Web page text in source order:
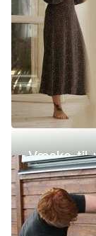
2026
Væske-til-
guide